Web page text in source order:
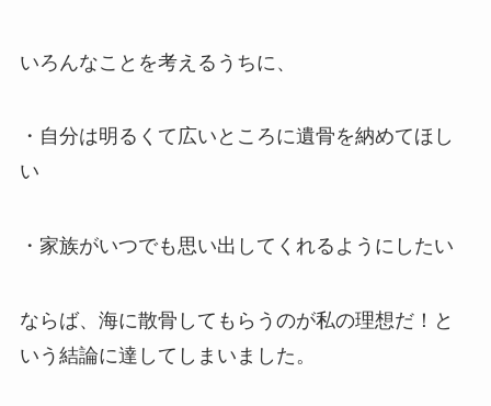
いろんなことを考えるうちに、
・自分は明るくて広いところに遺骨を納めてほし
い
・家族がいつでも思い出してくれるようにしたい
ならば、海に散骨してもらうのが私の理想だ！と
いう結論に達してしまいました。